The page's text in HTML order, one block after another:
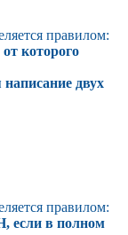
правилом:
которого
двух
правилом:
если в полном